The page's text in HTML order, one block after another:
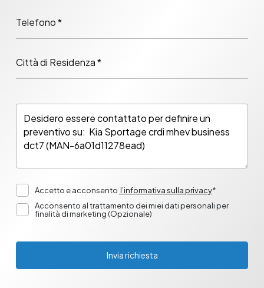
Telefono *
Città di Residenza *
Accetto e acconsento l’informativa sulla privacy*
Acconsento al trattamento dei miei dati personali per
finalità di marketing (Opzionale)
Invia richiesta